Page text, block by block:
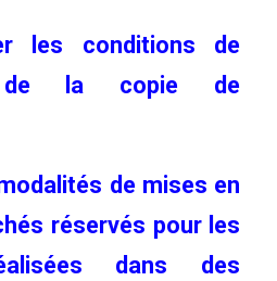
les conditions de
de la copie de
de mises en
réservés pour les
dans des